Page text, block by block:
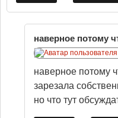
наверное потому
наверное потому
зарезала
но что тут